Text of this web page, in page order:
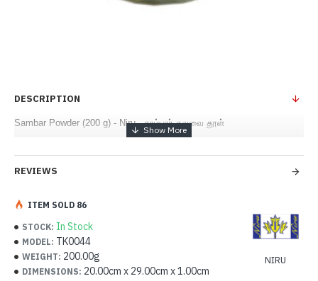
DESCRIPTION
Sambar Powder (200 g) - Niru - சாம்பார் கலவை தூள்
REVIEWS
STOCK: In Stock
MODEL: TK0044
WEIGHT: 200.00g
DIMENSIONS: 20.00cm x 29.00cm x 1.00cm
NIRU
ITEM SOLD 86